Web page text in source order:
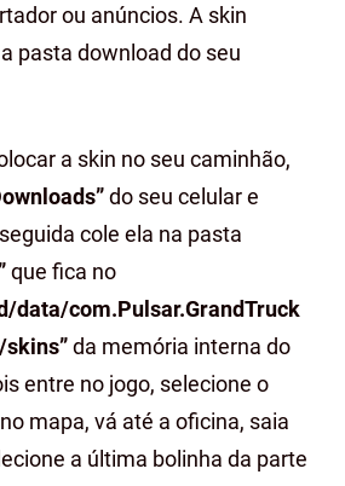
ou anúncios. A skin
pasta download do seu
a skin no seu caminhão,
do seu celular e
cole ela na pasta
que fica no
data/com.Pulsar.GrandTruck
da memória interna do
entre no jogo, selecione o
mapa, vá até a oficina, saia
a última bolinha da parte